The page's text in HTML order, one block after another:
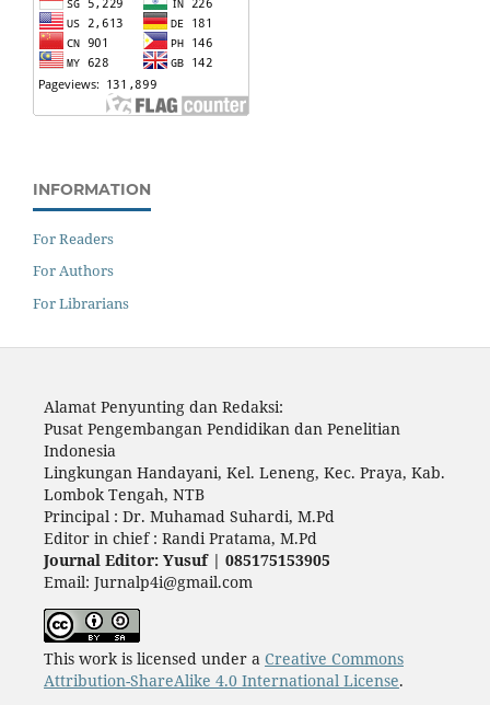
INFORMATION
For Readers
For Authors
For Librarians
Alamat Penyunting dan Redaksi:
Pusat Pengembangan Pendidikan dan Penelitian
Indonesia
Lingkungan Handayani, Kel. Leneng, Kec. Praya, Kab.
Lombok Tengah, NTB
Principal : Dr. Muhamad Suhardi, M.Pd
Editor in chief : Randi Pratama, M.Pd
Journal Editor: Yusuf | 085175153905
Email: Jurnalp4i@gmail.com
This work is licensed under a Creative Commons
Attribution-ShareAlike 4.0 International License.